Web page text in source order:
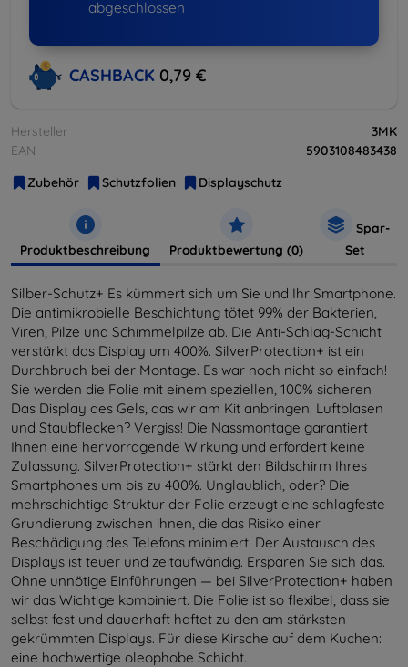
abgeschlossen
CASHBACK 0,79 €
Hersteller
3MK
EAN
5903108483438
Zubehör
Schutzfolien Displayschutz
Produktbeschreibung Produktbewertung (0)
Spar-
Set
Silber-Schutz+ Es kümmert sich um Sie und Ihr Smartphone.
Die antimikrobielle Beschichtung tötet 99% der Bakterien,
Viren, Pilze und Schimmelpilze ab. Die Anti-Schlag-Schicht
verstärkt das Display um 400%. SilverProtection+ ist ein
Durchbruch bei der Montage. Es war noch nicht so einfach!
Sie werden die Folie mit einem speziellen, 100% sicheren
Das Display des Gels, das wir am Kit anbringen. Luftblasen
und Staubflecken? Vergiss! Die Nassmontage garantiert
Ihnen eine hervorragende Wirkung und erfordert keine
Zulassung. SilverProtection+ stärkt den Bildschirm Ihres
Smartphones um bis zu 400%. Unglaublich, oder? Die
mehrschichtige Struktur der Folie erzeugt eine schlagfeste
Grundierung zwischen ihnen, die das Risiko einer
Beschädigung des Telefons minimiert. Der Austausch des
Displays ist teuer und zeitaufwändig. Ersparen Sie sich das.
Ohne unnötige Einführungen — bei SilverProtection+ haben
wir das Wichtige kombiniert. Die Folie ist so flexibel, dass sie
selbst fest und dauerhaft haftet zu den am stärksten
gekrümmten Displays. Für diese Kirsche auf dem Kuchen:
eine hochwertige oleophobe Schicht.